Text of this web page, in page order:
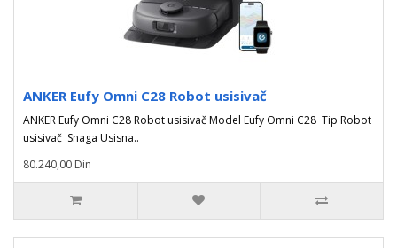
ANKER Eufy Omni C28 Robot usisivač
ANKER Eufy Omni C28 Robot usisivač Model Eufy Omni C28 Tip Robot
usisivač Snaga Usisna..
80.240,00 Din